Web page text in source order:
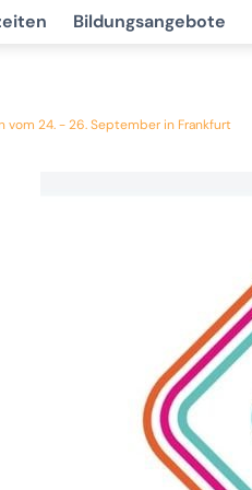
Bildungsangebote
vom 24. - 26. September in Frankfurt